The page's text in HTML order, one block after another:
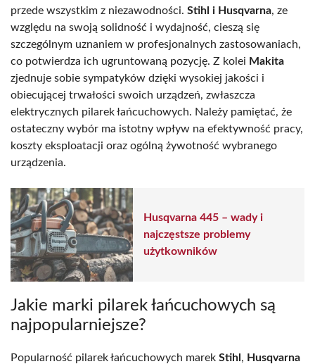
przede wszystkim z niezawodności. Stihl i Husqvarna, ze
względu na swoją solidność i wydajność, cieszą się
szczególnym uznaniem w profesjonalnych zastosowaniach,
co potwierdza ich ugruntowaną pozycję. Z kolei Makita
zjednuje sobie sympatyków dzięki wysokiej jakości i
obiecującej trwałości swoich urządzeń, zwłaszcza
elektrycznych pilarek łańcuchowych. Należy pamiętać, że
ostateczny wybór ma istotny wpływ na efektywność pracy,
koszty eksploatacji oraz ogólną żywotność wybranego
urządzenia.
Husqvarna 445 – wady i
najczęstsze problemy
użytkowników
Jakie marki pilarek łańcuchowych są
najpopularniejsze?
Popularność pilarek łańcuchowych marek Stihl , Husqvarna